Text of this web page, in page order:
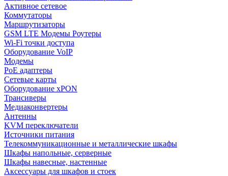
Активное сетевое
Коммутаторы
Маршрутизаторы
GSM LTE Модемы Роутеры
Wi-Fi точки доступа
Оборудование VoIP
Модемы
PoE адаптеры
Сетевые карты
Оборудование xPON
Трансиверы
Медиаконвертеры
Антенны
KVM переключатели
Источники питания
Телекоммуникационные и металлические шкафы
Шкафы напольные, серверные
Шкафы навесные, настенные
Аксессуары для шкафов и стоек